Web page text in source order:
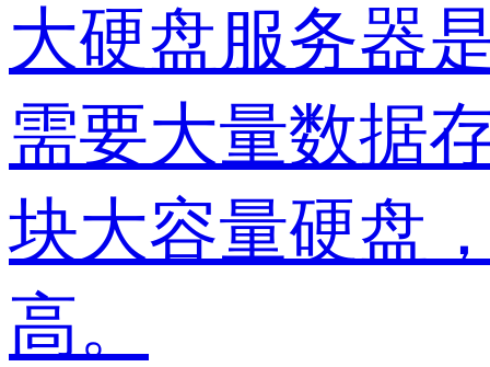
大硬盘服务器
需要大量数据
块大容量硬盘
高。